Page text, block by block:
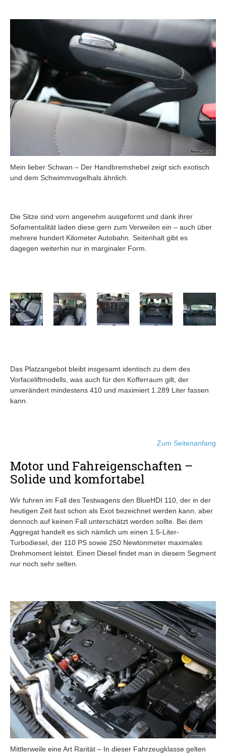
Mein lieber Schwan – Der Handbremshebel zeigt sich exotisch
und dem Schwimmvogelhals ähnlich.
Die Sitze sind vorn angenehm ausgeformt und dank ihrer
Sofamentalität laden diese gern zum Verweilen ein – auch über
mehrere hundert Kilometer Autobahn. Seitenhalt gibt es
dagegen weiterhin nur in marginaler Form.
Das Platzangebot bleibt insgesamt identisch zu dem des
Vorfaceliftmodells, was auch für den Kofferraum gilt, der
unverändert mindestens 410 und maximiert 1.289 Liter fassen
kann.
Zum Seitenanfang
Motor und Fahreigenschaften –
Solide und komfortabel
Wir fuhren im Fall des Testwagens den BlueHDI 110, der in der
heutigen Zeit fast schon als Exot bezeichnet werden kann, aber
dennoch auf keinen Fall unterschätzt werden sollte. Bei dem
Aggregat handelt es sich nämlich um einen 1.5-Liter-
Turbodiesel, der 110 PS sowie 250 Newtonmeter maximales
Drehmoment leistet. Einen Diesel findet man in diesem Segment
nur noch sehr selten.
Mittlerweile eine Art Rarität – In dieser Fahrzeugklasse gelten